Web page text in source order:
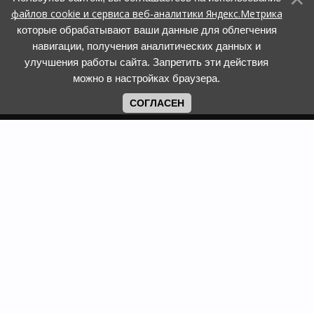
файлов cookie и сервиса веб-аналитики Яндекс.Метрика
которые обрабатывают ваши данные для облегчения
навигации, получения аналитических данных и
улучшения работы сайта. Запретить эти действия
можно в настройках браузера.
СОГЛАСЕН